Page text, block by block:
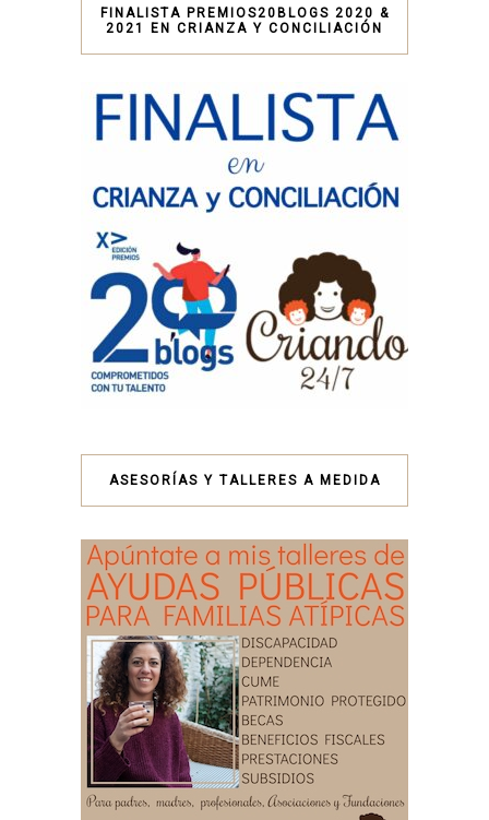
FINALISTA PREMIOS20BLOGS 2020 &
2021 EN CRIANZA Y CONCILIACIÓN
ASESORÍAS Y TALLERES A MEDIDA